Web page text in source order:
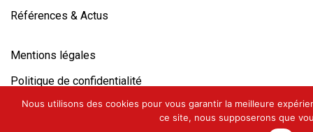
Références & Actus
Mentions légales
Politique de confidentialité
Nous utilisons des cookies pour vous garantir la meilleure
ce site, nous supposerons que